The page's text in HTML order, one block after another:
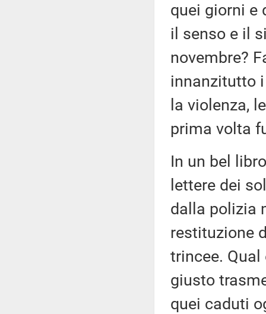
quei giorni e
il senso e il
novembre?
innanzitutto
la violenza,
prima volta
In un bel
lettere dei
dalla polizia
restituzione
trincee.
giusto
quei caduti